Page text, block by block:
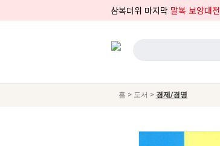
삼복더위 마지막 말복 보양대전
홈 > 도서 > 경제/경영